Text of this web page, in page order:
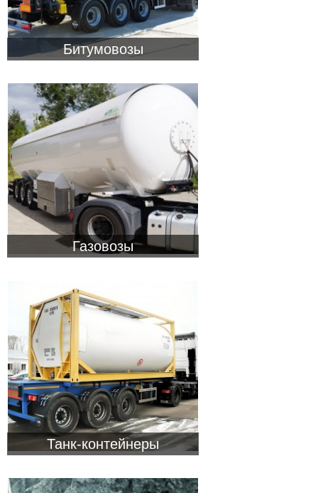
Битумовозы
Газовозы
Танк-контейнеры